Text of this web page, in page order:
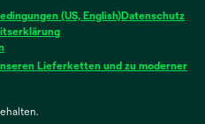
(US, English)Datenschutz
Lieferketten und zu moderner